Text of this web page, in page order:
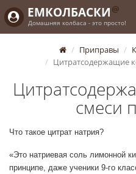
ЕМКОЛБАСКИ @
Домашняя колбаса - это просто!
Приправы
Цитратсодержащие
смеси
Что такое цитрат натрия?
«Это натриевая соль лимонной
принципе, даже ученики 9-го